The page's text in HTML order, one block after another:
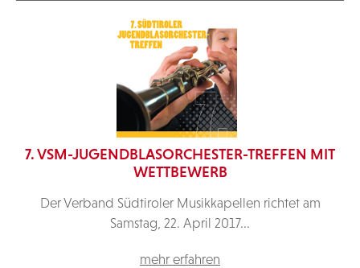
7. VSM-JUGENDBLASORCHESTER-TREFFEN MIT
WETTBEWERB
Der Verband Südtiroler Musikkapellen richtet am
Samstag, 22. April 2017...
mehr erfahren